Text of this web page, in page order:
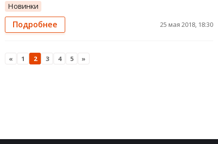
Новинки
Подробнее 25 мая 2018, 18:30
« 1 2 3 4 5 »